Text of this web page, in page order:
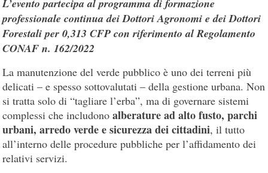
L’evento partecipa al programma di formazione
professionale continua dei Dottori Agronomi e dei Dottori
Forestali per 0,313 CFP con riferimento al Regolamento
CONAF n. 162/2022
La manutenzione del verde pubblico è uno dei terreni più
delicati – e spesso sottovalutati – della gestione urbana. Non
si tratta solo di “tagliare l’erba”, ma di governare sistemi
complessi che includonoalberature ad alto fusto, parchi
urbani, arredo verde e sicurezza dei cittadini, il tutto
all’interno delle procedure pubbliche per l’affidamento dei
relativi servizi.